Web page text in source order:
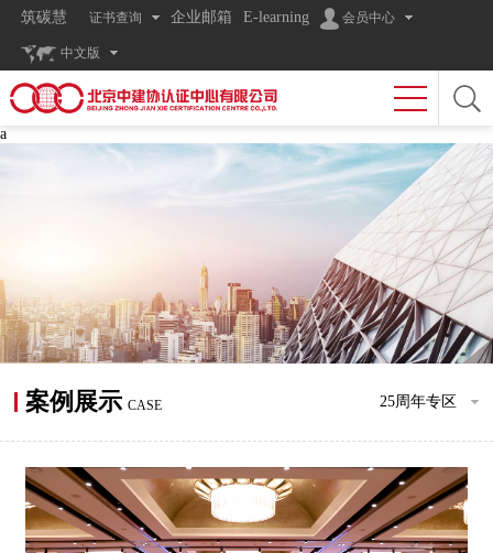
a
筑碳慧 证书查询 企业邮箱 E-learning 会员中心
中文版
案例展示 CASE 25周年专区